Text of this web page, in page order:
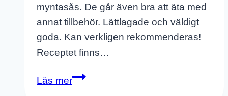
myntasås. De går även bra att äta med
annat tillbehör. Lättlagade och väldigt
goda. Kan verkligen rekommenderas!
Receptet finns…
Läs merVegoburgare